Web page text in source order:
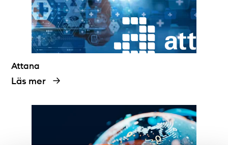
Attana
Läs mer